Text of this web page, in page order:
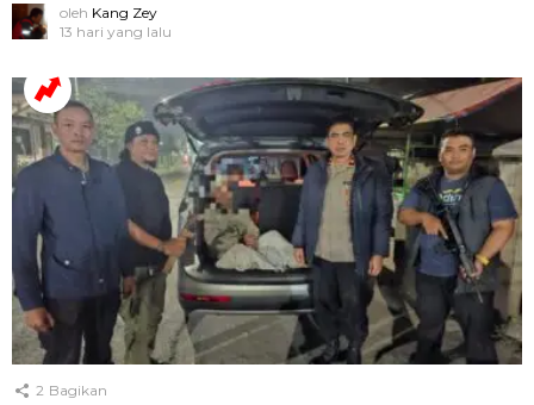
oleh Kang Zey
13 hari yang lalu
2 Bagikan